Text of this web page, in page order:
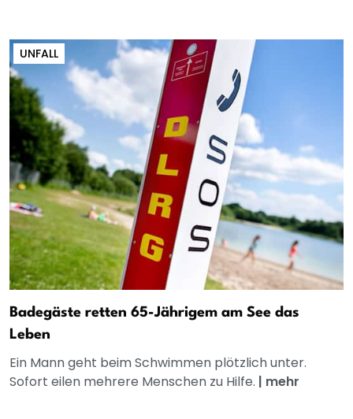
UNFALL
Badegäste retten 65-Jährigem am See das
Leben
Ein Mann geht beim Schwimmen plötzlich unter.
Sofort eilen mehrere Menschen zu Hilfe. | mehr